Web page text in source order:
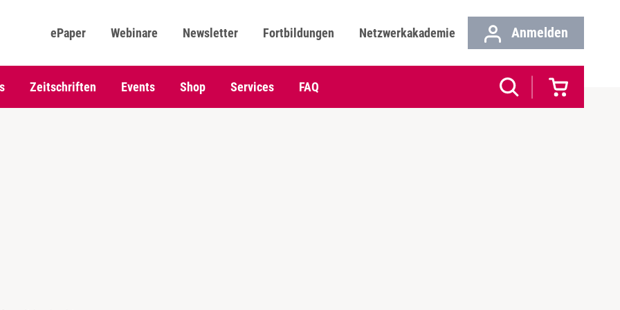
ePaper Webinare Newsletter Fortbildungen Netzwerkakademie Anmelden
Zeitschriften Events Shop Services FAQ